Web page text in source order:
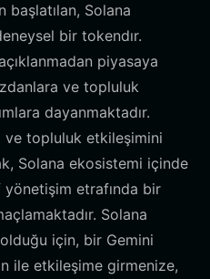
başlatılan, Solana
bir tokendır.
piyasaya
ve topluluk
dayanmaktadır.
topluluk etkileşimini
Solana ekosistemi içinde
etrafında bir
Solana
için, bir Gemini
ile etkileşime girmenize,